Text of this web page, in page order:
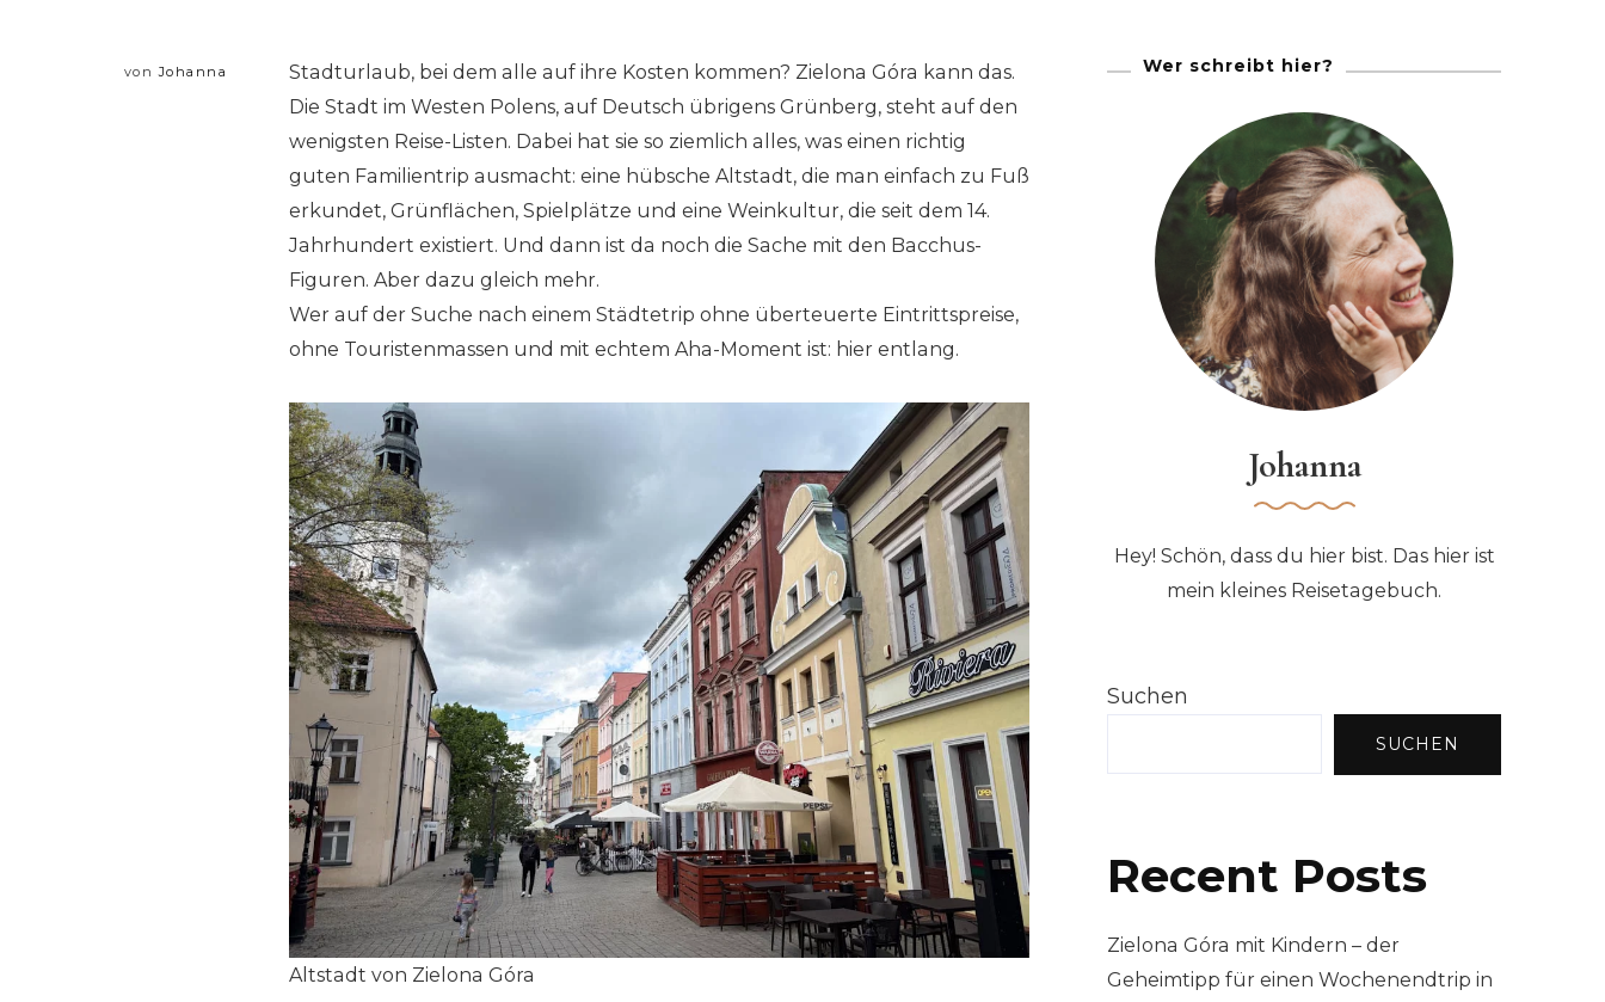
vonJohanna
Stadturlaub, bei dem alle auf ihre Kosten kommen? Zielona Góra kann das.
Die Stadt im Westen Polens, auf Deutsch übrigens Grünberg, steht auf den
wenigsten Reise-Listen. Dabei hat sie so ziemlich alles, was einen richtig
guten Familientrip ausmacht: eine hübsche Altstadt, die man einfach zu Fuß
erkundet, Grünflächen, Spielplätze und eine Weinkultur, die seit dem 14.
Jahrhundert existiert. Und dann ist da noch die Sache mit den Bacchus-
Figuren. Aber dazu gleich mehr.
Wer auf der Suche nach einem Städtetrip ohne überteuerte Eintrittspreise,
ohne Touristenmassen und mit echtem Aha-Moment ist: hier entlang.
Altstadt von Zielona Góra
Wer schreibt hier?
Johanna
Hey! Schön, dass du hier bist. Das hier ist
mein kleines Reisetagebuch.
Suchen
SUCHEN
Recent Posts
Zielona Góra mit Kindern – der
Geheimtipp für einen Wochenendtrip in